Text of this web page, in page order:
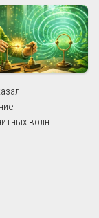
волн